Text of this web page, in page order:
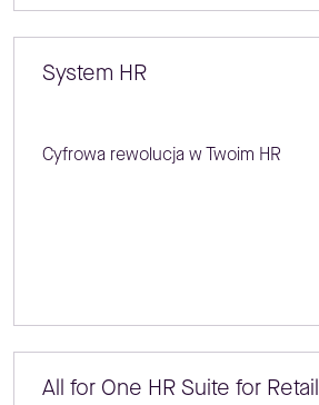
System HR
Cyfrowa rewolucja w Twoim HR
All for One HR Suite for Retail